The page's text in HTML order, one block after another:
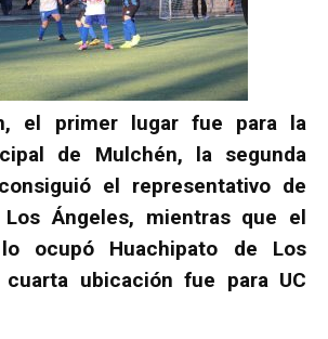
el primer lugar fue para la
de Mulchén, la segunda
el representativo de
Ángeles, mientras que el
ocupó Huachipato de Los
ubicación fue para UC